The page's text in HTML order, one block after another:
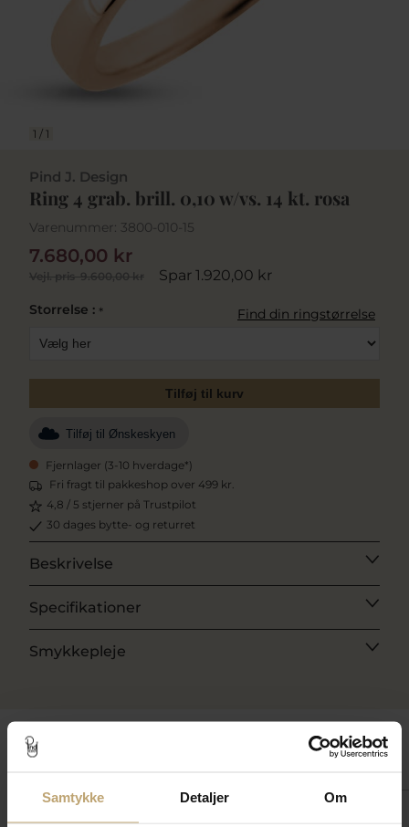
Samtykke Detaljer Om
1 / 1
Pind J. Design
Ring 4 grab. brill. 0,10 w/vs. 14 kt. rosa
Varenummer: 3800-010-15
Vejl. pris9.600,00 kr Spar 1.920,00 kr
7.680,00 kr
Storrelse : * Find din ringstørrelse
Tilføj til kurv
Tilføj til Ønskeskyen
Fjernlager (3-10 hverdage*)
Fri fragt til pakkeshop over 499 kr.
4,8 / 5 stjerner på Trustpilot
30 dages bytte- og returret
Beskrivelse
Specifikationer
Smykkepleje
SALE